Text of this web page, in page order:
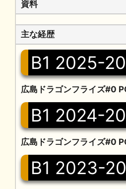
資料
主な経歴
B1 2025-
広島ドラゴンフライズ#0
B1 2024-
広島ドラゴンフライズ#0
B1 2023-